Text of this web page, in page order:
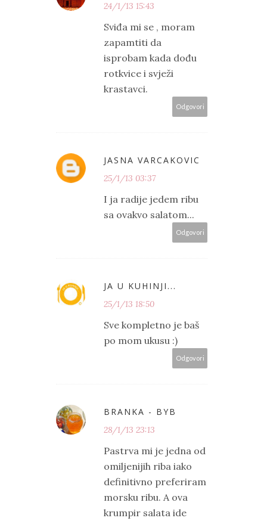
24/1/13 15:43
Sviđa mi se , moram
zapamtiti da
isprobam kada dođu
rotkvice i svježi
krastavci.
Odgovori
JASNA VARCAKOVIC
25/1/13 03:37
I ja radije jedem ribu
sa ovakvo salatom...
Odgovori
JA U KUHINJI...
25/1/13 18:50
Sve kompletno je baš
po mom ukusu :)
Odgovori
BRANKA - BYB
28/1/13 23:13
Pastrva mi je jedna od
omiljenijih riba iako
definitivno preferiram
morsku ribu. A ova
krumpir salata ide